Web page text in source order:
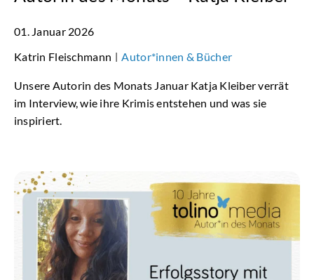
01. Januar 2026
Katrin Fleischmann | Autor*innen & Bücher
Unsere Autorin des Monats Januar Katja Kleiber verrät
im Interview, wie ihre Krimis entstehen und was sie
inspiriert.